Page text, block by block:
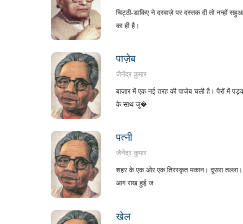
चिट्ठी-डाकिए ने दरवाज़े पर दस्‍तक दी तो नन्हों
का ही है।
पाज़ेब
जैनेंद्र कुमार
बाज़ार में एक नई तरह की पाज़ेब चली है। पैरों में
के साथ जु�
पत्नी
जैनेंद्र कुमार
शहर के एक ओर एक तिरस्कृत मकान। दूसरा तल्ला।
आग राख हुई ज
खेल